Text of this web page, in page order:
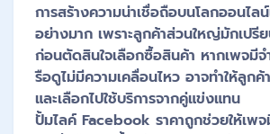
การสร้างความน่าเชื่อถือบนโลกออนไล
อย่างมาก เพราะลูกค้าส่วนใหญ่มักเปรี
ก่อนตัดสินใจเลือกซื้อสินค้า หากเพจมี
รือดูไม่มีความเคลื่อนไหว อาจทำให้ลูกค้
และเลือกไปใช้บริการจากคู่แข่งแทน
ปั้มไลค์ Facebook ราคาถูกช่วยให้เ